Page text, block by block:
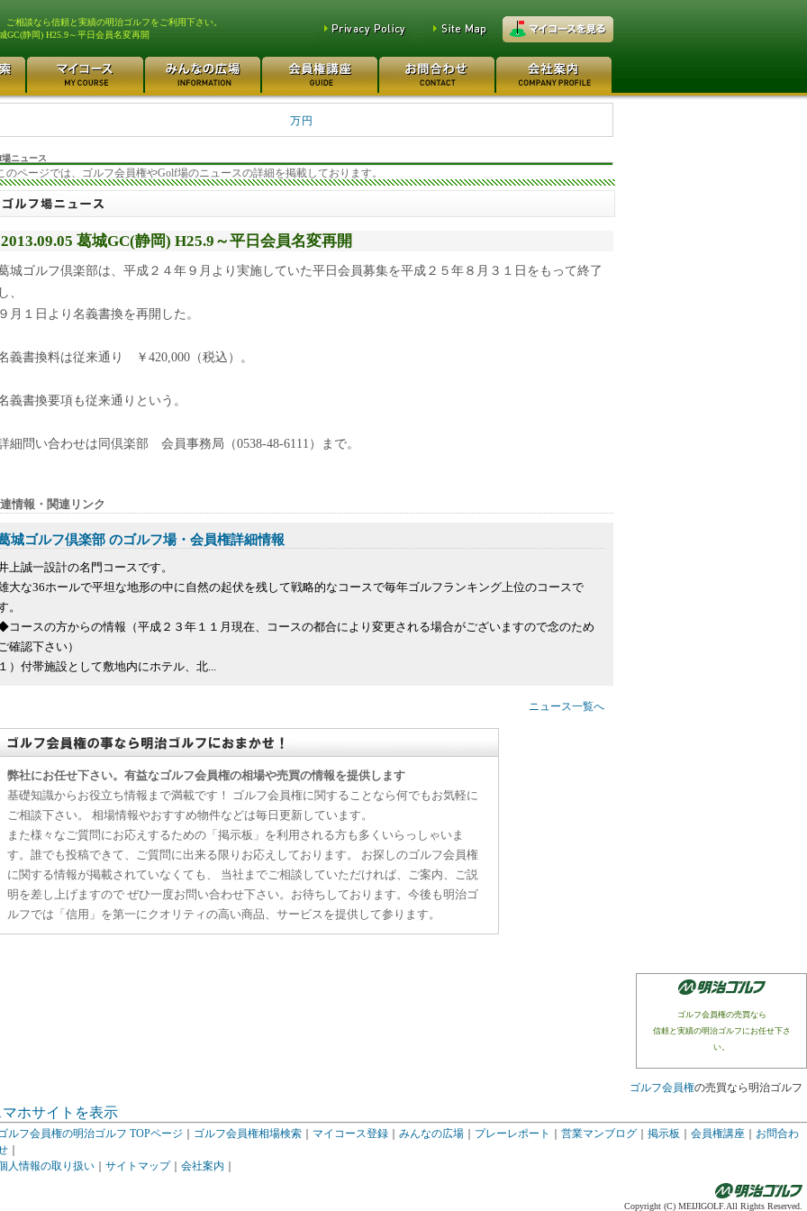
ご相談なら信頼と実績の明治ゴルフをご利用下さい。
GC(静岡) H25.9～平日会員名変再開
平塚富士見カントリークラ... 700万円 都留カントリー倶楽部 55万円
レイクウッドゴルフクラブ
3400万円
さいたま梨花カントリーク... 20万円
万円
ニュース
のページでは、ゴルフ会員権やGolf場のニュースの詳細を掲載しております。
2013.09.05 葛城GC(静岡) H25.9～平日会員名変再開
城ゴルフ倶楽部は、平成２４年９月より実施していた平日会員募集を平成２５年８月３１日をもって終了
、
月１日より名義書換を再開した。
義書換料は従来通り ￥420,000（税込）。
義書換要項も従来通りという。
細問い合わせは同倶楽部 会員事務局（0538-48-6111）まで。
情報・関連リンク
城ゴルフ倶楽部 のゴルフ場・会員権詳細情報
上誠一設計の名門コースです。
大な36ホールで平坦な地形の中に自然の起伏を残して戦略的なコースで毎年ゴルフランキング上位のコースで
。
コースの方からの情報（平成２３年１１月現在、コースの都合により変更される場合がございますので念のため
確認下さい）
）付帯施設として敷地内にホテル、北...
ニュース一覧へ
弊社にお任せ下さい。有益なゴルフ会員権の相場や売買の情報を提供します
基礎知識からお役立ち情報まで満載です！ ゴルフ会員権に関することなら何でもお気軽に
ご相談下さい。 相場情報やおすすめ物件などは毎日更新しています。
また様々なご質問にお応えするための「掲示板」を利用される方も多くいらっしゃいま
す。誰でも投稿できて、ご質問に出来る限りお応えしております。 お探しのゴルフ会員権
に関する情報が掲載されていなくても、 当社までご相談していただければ、ご案内、ご説
明を差し上げますので ぜひ一度お問い合わせ下さい。お待ちしております。今後も明治ゴ
ルフでは「信用」を第一にクオリティの高い商品、サービスを提供して参ります。
ゴルフ会員権の売買なら
信頼と実績の明治ゴルフにお任せ下さ
い。
ゴルフ会員権の売買なら明治ゴルフ
マホサイトを表示
ルフ会員権の明治ゴルフ TOPページ ゴルフ会員権相場検索 マイコース登録 みんなの広場 プレーレポート 営業マンブログ 掲示板 会員権講座
お問合わ
人情報の取り扱い
サイトマップ｜ 会社案内
Copyright (C) MEIJIGOLF.All Rights Reserved.